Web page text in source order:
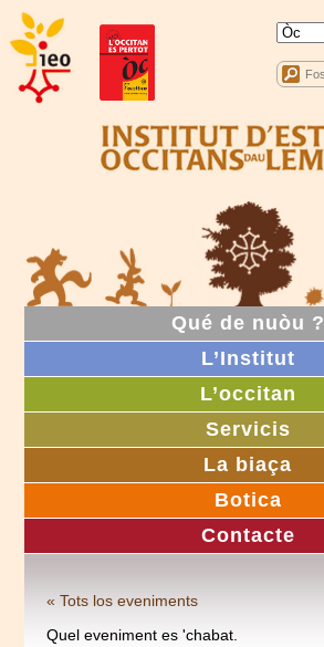
Qué de nuòu ?
L’Institut
L’occitan
Servicis
La biaça
Botica
Contacte
« Tots los eveniments
Quel eveniment es 'chabat.